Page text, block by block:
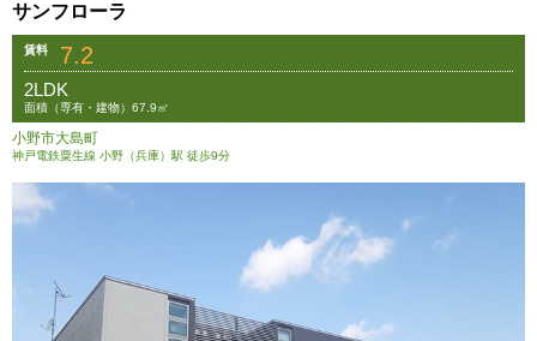
サンフローラ
賃料 7.2
2LDK
面積（専有・建物）67.9㎡
小野市大島町
神戸電鉄粟生線 小野（兵庫）駅 徒歩9分